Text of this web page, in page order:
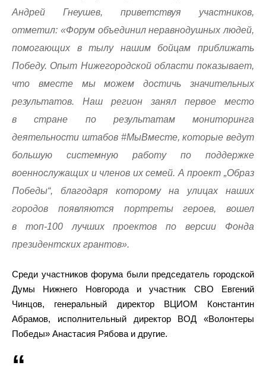
Андрей Гнеушев, приветствуя участников,
отметил: «Форум объединил неравнодушных людей,
помогающих в тылу нашим бойцам приближать
Победу. Опыт Нижегородской области показывает,
что вместе мы можем достичь значительных
результатов. Наш регион занял первое место
в стране по результатам мониторинга
деятельности штабов #МыВместе, которые ведут
большую системную работу по поддержке
военнослужащих и членов их семей. А проект „Образ
Победы“, благодаря которому на улицах наших
городов появляются портреты героев, вошел
в топ-100 лучших проектов по версии Фонда
президентских грантов».
Среди участников форума были председатель городской
Думы Нижнего Новгорода и участник СВО Евгений
Чинцов, генеральный директор ВЦИОМ Константин
Абрамов, исполнительный директор ВОД «Волонтеры
Победы» Анастасия Рябова и другие.